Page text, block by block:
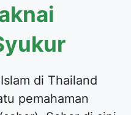
di Thailand
pemahaman